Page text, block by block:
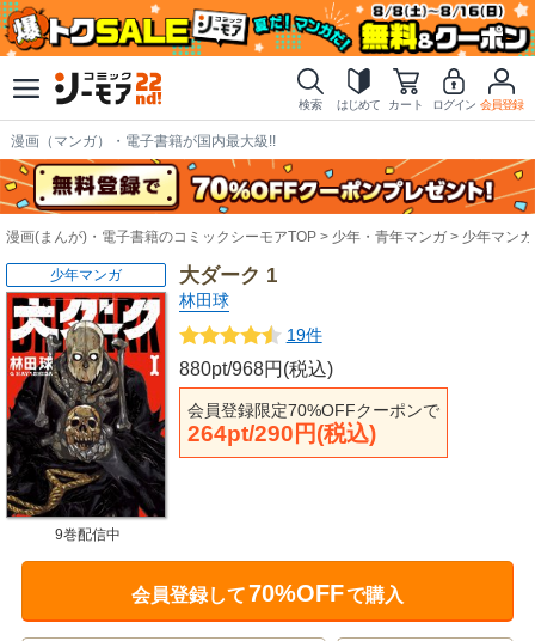
検索 はじめて カート ログイン 会員登録
漫画（マンガ）・電子書籍が国内最大級!!
漫画(まんが)・電子書籍のコミックシーモアTOP 少年・青年マンガ 少年マンガ
大ダーク 1
林田球
19件
880pt/968円(税込)
会員登録限定70%OFFクーポンで
264pt/290円(税込)
少年マンガ
9巻配信中
会員登録して70%OFFで購入